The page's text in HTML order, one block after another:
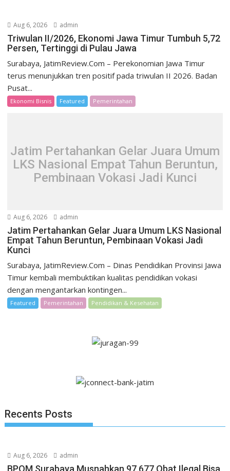
Aug 6, 2026 admin
Triwulan II/2026, Ekonomi Jawa Timur Tumbuh 5,72
Persen, Tertinggi di Pulau Jawa
Surabaya, JatimReview.Com – Perekonomian Jawa Timur
terus menunjukkan tren positif pada triwulan II 2026. Badan
Pusat...
Ekonomi Bisnis Featured Pemerintahan
Jatim Pertahankan Gelar Juara Umum
LKS Nasional Empat Tahun Beruntun,
Pembinaan Vokasi Jadi Kunci
Aug 6, 2026 admin
Jatim Pertahankan Gelar Juara Umum LKS Nasional
Empat Tahun Beruntun, Pembinaan Vokasi Jadi
Kunci
Surabaya, JatimReview.Com – Dinas Pendidikan Provinsi Jawa
Timur kembali membuktikan kualitas pendidikan vokasi
dengan mengantarkan kontingen...
Featured Pemerintahan Pendidikan & Kesehatan
Recents Posts
Aug 6, 2026 admin
BPOM Surabaya Musnahkan 97.677 Obat Ilegal Bisa